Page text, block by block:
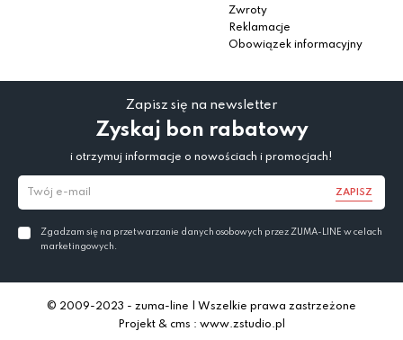
Zwroty
Reklamacje
Obowiązek informacyjny
Zapisz się na newsletter
Zyskaj bon rabatowy
i otrzymuj informacje o nowościach i promocjach!
ZAPISZ
Zgadzam się na przetwarzanie danych osobowych przez ZUMA-LINE w celach
marketingowych.
© 2009-2023 - zuma-line | Wszelkie prawa zastrzeżone
Projekt & cms : www.zstudio.pl